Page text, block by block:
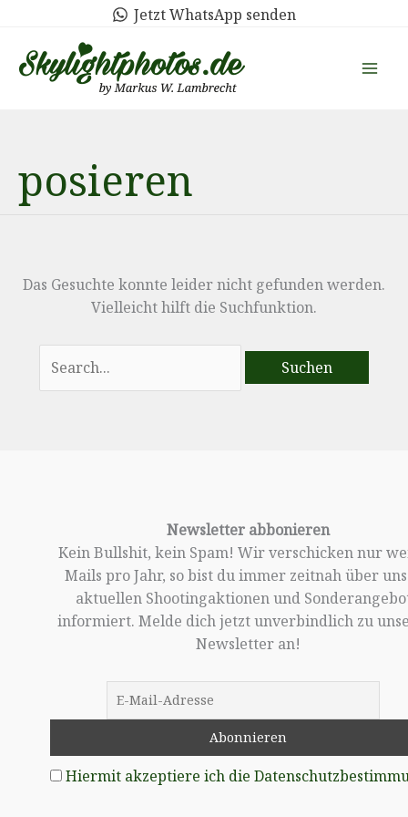
springen
Jetzt WhatsApp senden
posieren
Das Gesuchte konnte leider nicht gefunden werden.
Vielleicht hilft die Suchfunktion.
nach:
Newsletter abbonieren
Kein Bullshit, kein Spam! Wir verschicken nur
Mails pro Jahr, so bist du immer zeitnah über
aktuellen Shootingaktionen und
informiert. Melde dich jetzt unverbindlich zu
Newsletter an!
Hiermit akzeptiere ich die